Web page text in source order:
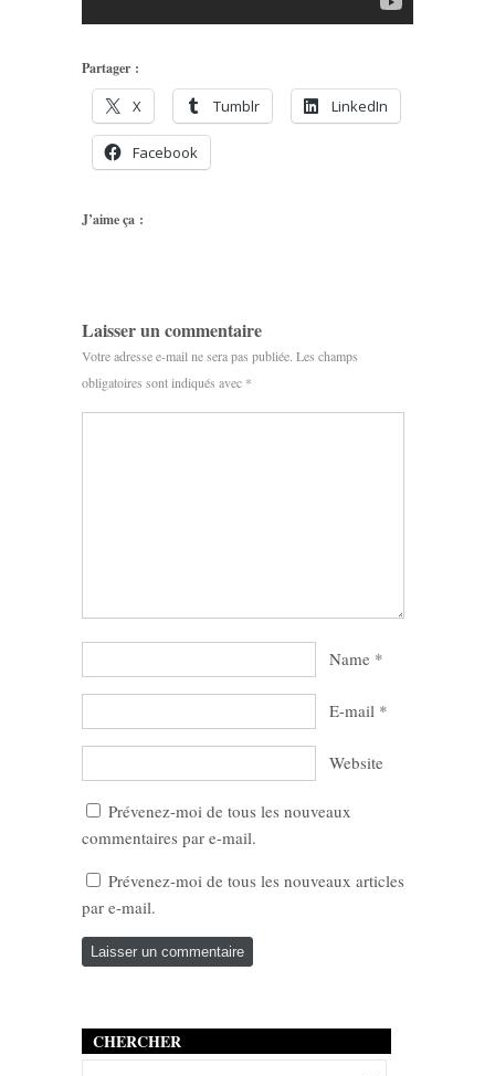
Partager :
X Tumblr LinkedIn
Facebook
J’aime ça :
Laisser un commentaire
Votre adresse e-mail ne sera pas publiée. Les champs
obligatoires sont indiqués avec *
Name *
E-mail *
Website
Prévenez-moi de tous les nouveaux
commentaires par e-mail.
Prévenez-moi de tous les nouveaux articles
par e-mail.
CHERCHER